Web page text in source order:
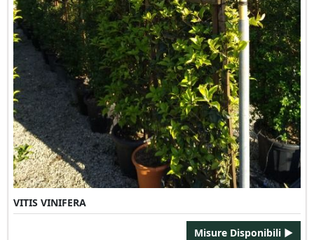
VITIS VINIFERA
Misure Disponibili ►